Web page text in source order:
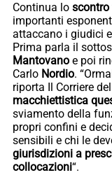
Continua lo scontro
importanti
attaccano i giudici
Prima parla il
Mantovano e poi
Carlo Nordio.
riporta Il Corriere
macchiettistica
sviamento della
propri confini e
sensibili e chi le
giurisdizioni a
collocazioni“.